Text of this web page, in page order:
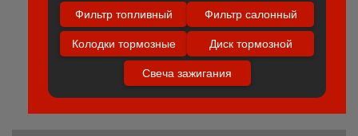
Фильтр топливный Фильтр салонный
Колодки тормозные Диск тормозной
Свеча зажигания